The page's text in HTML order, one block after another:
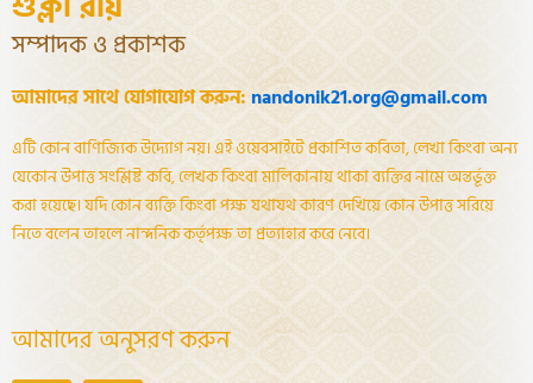
সম্পাদক ও প্রকাশক
আমাদের সাথে যোগাযোগ করুন: nandonik21.org@gmail.com
এটি কোন বাণিজ্যিক উদ্যোগ নয়। এই ওয়েবসাইটে প্রকাশিত কবিতা, লেখা কিংবা অন্য
যেকোন উপাত্ত সংশ্লিষ্ট কবি, লেখক কিংবা মালিকানায় থাকা ব্যক্তির নামে অন্তর্ভূক্ত
করা হয়েছে। যদি কোন ব্যক্তি কিংবা পক্ষ যথাযথ কারণ দেখিয়ে কোন উপাত্ত সরিয়ে
নিতে বলেন তাহলে নান্দনিক কর্তৃপক্ষ তা প্রত্যাহার করে নেবে।
আমাদের অনুসরণ করুন